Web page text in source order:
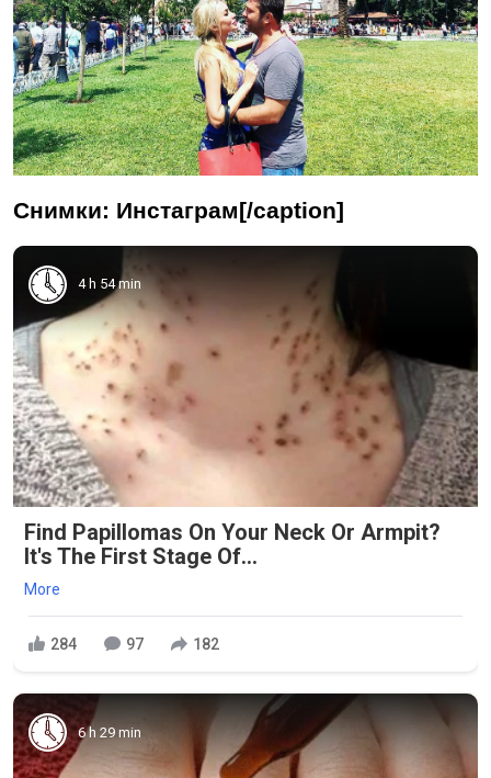
Снимки: Инстаграм[/caption]
4 h 54 min
Find Papillomas On Your Neck Or Armpit?
It's The First Stage Of...
More
284 97 182
6 h 29 min